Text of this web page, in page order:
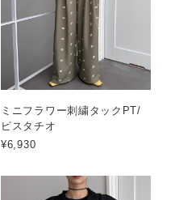
ミニフラワー刺繍タックPT/
ピスタチオ
¥6,930